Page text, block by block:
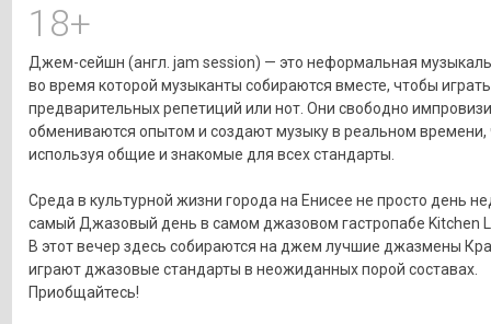
18+
Джем-сейшн (англ. jam session) — это неформальная
во время которой музыканты собираются вместе, чтобы
предварительных репетиций или нот. Они свободно
обмениваются опытом и создают музыку в реальном времени,
используя общие и знакомые для всех стандарты.
Среда в культурной жизни города на Енисее не просто день
самый Джазовый день в самом джазовом гастропабе Kitchen
В этот вечер здесь собираются на джем лучшие джазмены
играют джазовые стандарты в неожиданных порой составах.
Приобщайтесь!